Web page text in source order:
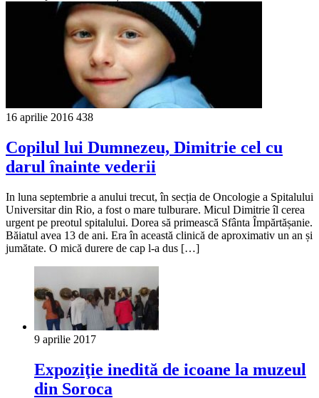
16 aprilie 2016 438
Copilul lui Dumnezeu, Dimitrie cel cu
darul înainte vederii
In luna septembrie a anului trecut, în secția de Oncologie a Spitalului
Universitar din Rio, a fost o mare tulburare. Micul Dimitrie îl cerea
urgent pe preotul spitalului. Dorea să primească Sfânta Împărtășanie.
Băiatul avea 13 de ani. Era în această clinică de aproximativ un an și
jumătate. O mică durere de cap l-a dus […]
9 aprilie 2017
Expoziţie inedită de icoane la muzeul
din Soroca